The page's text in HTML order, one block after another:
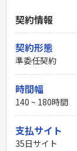
契約情報
契約形態
準委任契約
時間幅
140 ~ 180時間
支払サイト
35日サイト